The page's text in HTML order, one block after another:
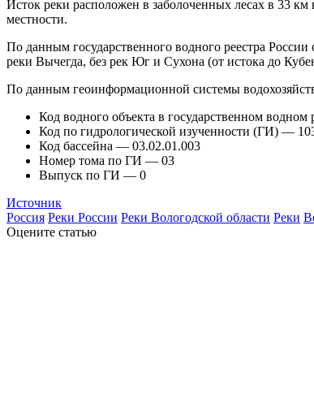
Исток реки расположен в заболоченных лесах в 33
местности.
По данным государственного водного реестра
реки Вычегда, без рек Юг и Сухона (от истока до
По данным геоинформационной системы
Код водного объекта в государственном
Код по гидрологической изученности (ГИ) —
Код бассейна — 03.02.01.003
Номер тома по ГИ — 03
Выпуск по ГИ — 0
Источник
Россия Реки России Реки Вологодской области Реки
Оцените статью